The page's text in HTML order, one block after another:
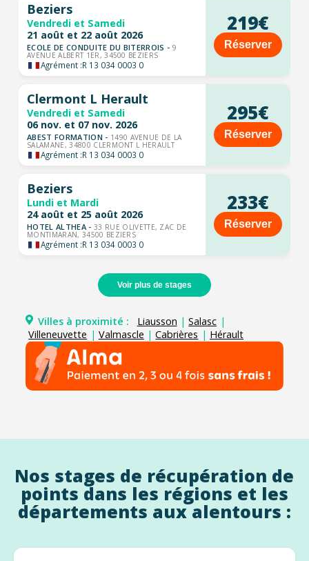
Beziers
Vendredi et Samedi
21 août et 22 août 2026
ECOLE DE CONDUITE DU BITERROIS - 9
AVENUE ALBERT 1ER, 34500 BEZIERS
Agrément :R 13 034 0003 0
219€
Réserver
Clermont L Herault
Vendredi et Samedi
06 nov. et 07 nov. 2026
ABEST FORMATION - 1490 AVENUE DE LA
SALAMANE, 34800 CLERMONT L HERAULT
Agrément :R 13 034 0003 0
295€
Réserver
Beziers
Lundi et Mardi
24 août et 25 août 2026
HOTEL ALTHEA - 33 RUE OLIVETTE, ZAC DE
MONTIMARAN, 34500 BEZIERS
Agrément :R 13 034 0003 0
233€
Réserver
Voir plus de stages
Villes à proximité : Liausson | Salasc |
Villeneuvette | Valmascle | Cabrières | Hérault
Nos stages de récupération de
points dans les régions et les
départements aux alentours :